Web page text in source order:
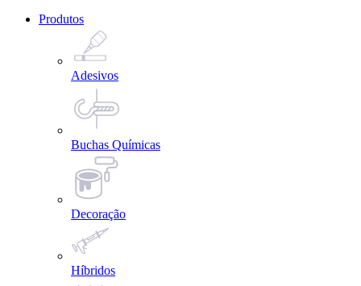
Produtos
Adesivos
Buchas Químicas
Decoração
Híbridos